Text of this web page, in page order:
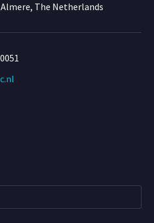
The Netherlands